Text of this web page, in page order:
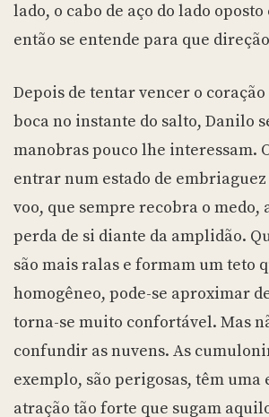
lado, o cabo de aço do lado
então se entende para que
Depois de tentar vencer o
boca no instante do salto, Danilo
manobras pouco lhe interessam.
entrar num estado de embriaguez
voo, que sempre recobra o medo,
perda de si diante da amplidão.
são mais ralas e formam um teto
homogêneo, pode-se aproximar
torna-se muito confortável. Mas
confundir as nuvens. As
exemplo, são perigosas, têm uma
atração tão forte que sugam